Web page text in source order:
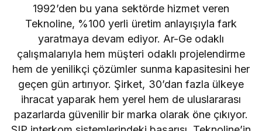
1992’den bu yana sektörde hizmet veren
Teknoline, %100 yerli üretim anlayışıyla fark
yaratmaya devam ediyor. Ar-Ge odaklı
çalışmalarıyla hem müşteri odaklı projelendirme
hem de yenilikçi çözümler sunma kapasitesini her
geçen gün artırıyor. Şirket, 30’dan fazla ülkeye
ihracat yaparak hem yerel hem de uluslararası
pazarlarda güvenilir bir marka olarak öne çıkıyor.